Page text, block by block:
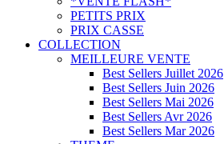
PETITS PRIX
PRIX CASSE
COLLECTION
MEILLEURE VENTE
Best Sellers Juillet 2026
Best Sellers Juin 2026
Best Sellers Mai 2026
Best Sellers Avr 2026
Best Sellers Mar 2026